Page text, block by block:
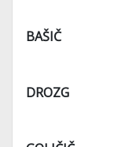
BAŠIČ
DROZG